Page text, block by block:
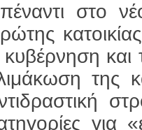
στο
της
για